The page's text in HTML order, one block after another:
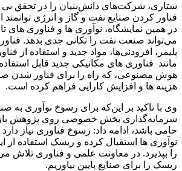
ستاری، شرکت‌های دانش‌بنیان را در تحقق بی
فناور کردن صنایع نفت و گاز و انرژی
در همین نمایشگاه، نوآوری ها و فناوری های
می‌تواند صنعت نفت را تکانی جدی بدهد.
پلیمر، افزودنی‌ها، مواد جدید و استفاده از
مانند فناوری های مکانیکی جدید قابل
هوش مصنوعی، که راه را برای فناور شدن
هزینه ها و افزایش کارایی فراهم کرده است.
وی با تاکید بر این‌که برای رسوخ نوآوری به
سرمایه‌گذاری بخش خصوصی روی پژوهش
حامی باشد، ادامه داد: رسوخ فناوری نیاز
نوآوری ها استقبال کرده و ریسک استفاده از
را بپذیرد. در معاونت علمی و فناوری تلاش می
ریسک را برای صنایع پایین بیاوریم.